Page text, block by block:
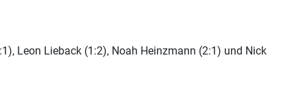
Leon Lieback (1:2), Noah Heinzmann (2:1) und Nick